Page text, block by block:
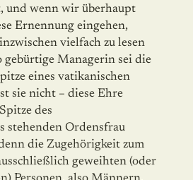
und wenn wir überhaupt
Ernennung einge­hen,
vielfach zu lesen
gebürtige Ma­na­ge­rin sei die
eines vatikanischen
sie nicht – diese Ehre
des
stehenden Ordens­frau
die Zugehörigkeit zum
geweihten (oder